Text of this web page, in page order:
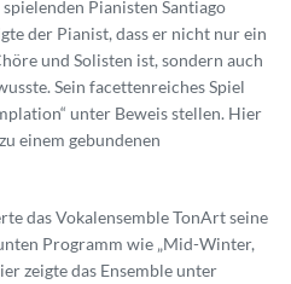
Pianisten Santiago
der Pianist, dass er nicht nur ein
und Solisten ist, sondern auch
Sein facettenreiches Spiel
unter Beweis stellen. Hier
einem gebundenen
das Vokalensemble TonArt seine
Programm wie „Mid-Winter,
zeigte das Ensemble unter